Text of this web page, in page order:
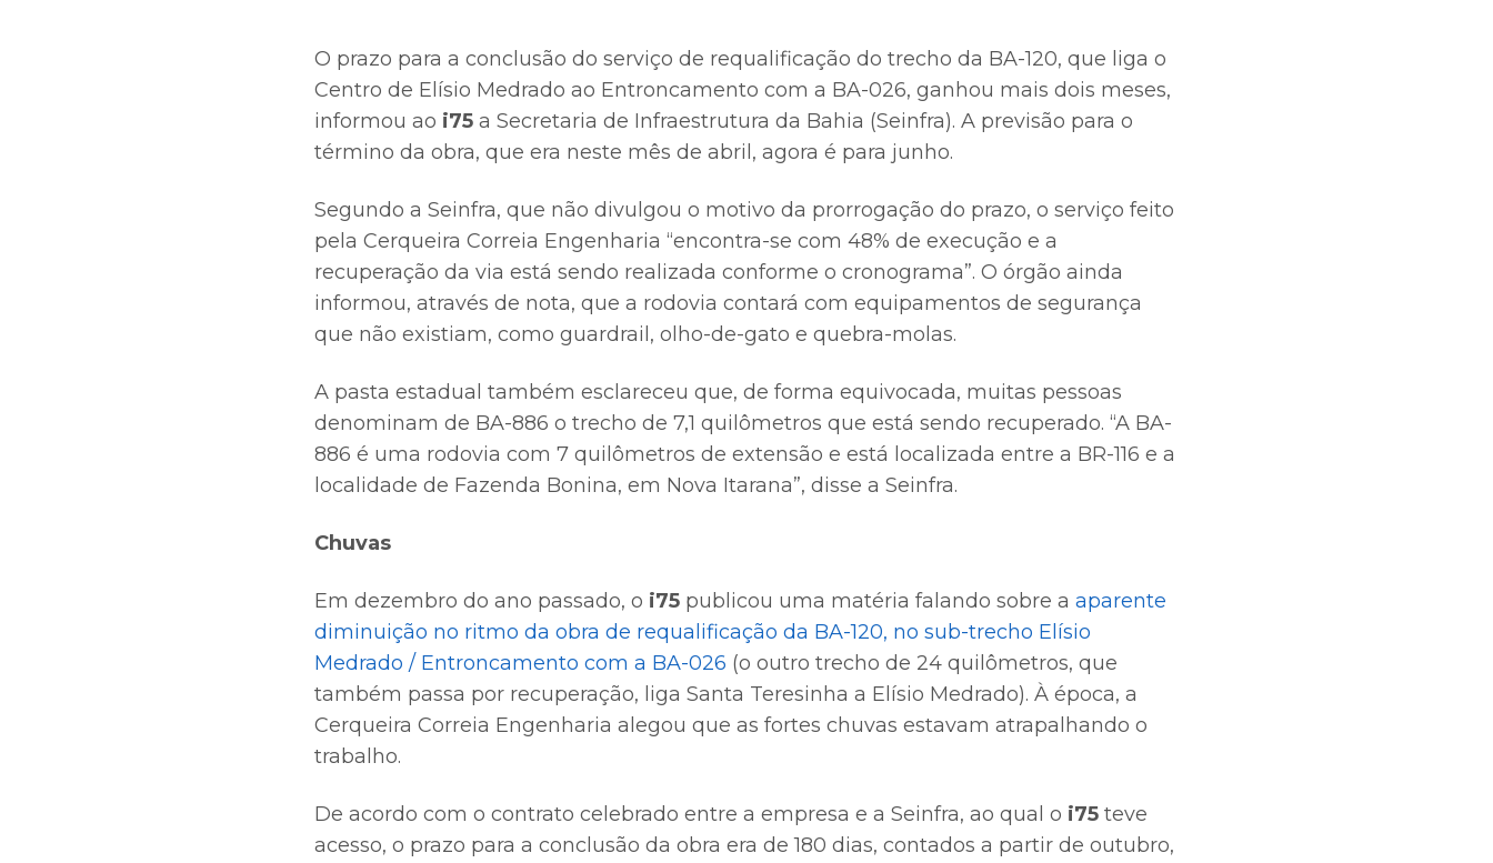
O prazo para a conclusão do serviço de requalificação do trecho da BA-120, que liga o
Centro de Elísio Medrado ao Entroncamento com a BA-026, ganhou mais dois meses,
informou ao i75a Secretaria de Infraestrutura da Bahia (Seinfra). A previsão para o
término da obra, que era neste mês de abril, agora é para junho.
Segundo a Seinfra, que não divulgou o motivo da prorrogação do prazo, o serviço feito
pela Cerqueira Correia Engenharia “encontra-se com 48% de execução e a
recuperação da via está sendo realizada conforme o cronograma”. O órgão ainda
informou, através de nota, que a rodovia contará com equipamentos de segurança
que não existiam, como guardrail, olho-de-gato e quebra-molas.
A pasta estadual também esclareceu que, de forma equivocada, muitas pessoas
denominam de BA-886 o trecho de 7,1 quilômetros que está sendo recuperado. “A BA-
886 é uma rodovia com 7 quilômetros de extensão e está localizada entre a BR-116 e a
localidade de Fazenda Bonina, em Nova Itarana”, disse a Seinfra.
Chuvas
Em dezembro do ano passado, o i75publicou uma matéria falando sobre a aparente
diminuição no ritmo da obra de requalificação da BA-120, no sub-trecho Elísio
Medrado / Entroncamento com a BA-026 (o outro trecho de 24 quilômetros, que
também passa por recuperação, liga Santa Teresinha a Elísio Medrado). À época, a
Cerqueira Correia Engenharia alegou que as fortes chuvas estavam atrapalhando o
trabalho.
De acordo com o contrato celebrado entre a empresa e a Seinfra, ao qual o i75teve
acesso, o prazo para a conclusão da obra era de 180 dias, contados a partir de outubro,